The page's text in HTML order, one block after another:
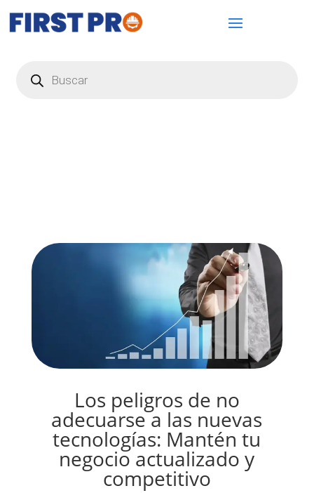
productos
Los peligros de no
adecuarse a las nuevas
tecnologías: Mantén tu
negocio actualizado y
competitivo